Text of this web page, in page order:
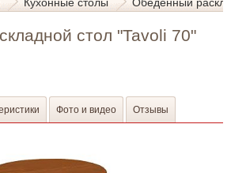
стол "Tavoli 70"
Фото и видео Отзывы